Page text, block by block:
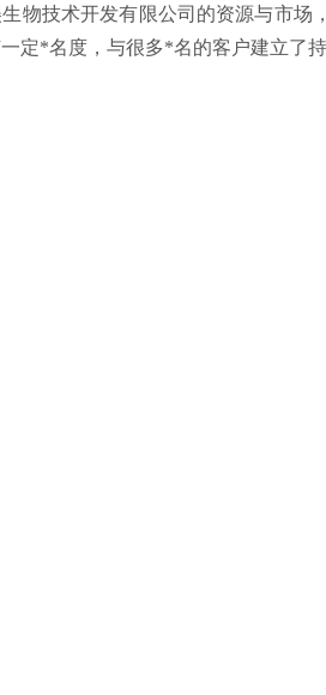
物技术开发有限公司的资源与市
定*名度，与很多*名的客户建立了持